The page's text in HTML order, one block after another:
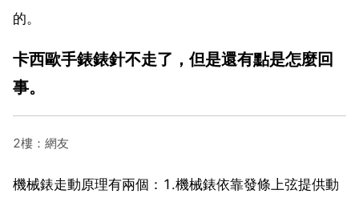
的。
卡西歐手錶錶針不走了，但是還有點是怎麼回
事。
2樓：網友
機械錶走動原理有兩個：1.機械錶依靠發條上弦提供動